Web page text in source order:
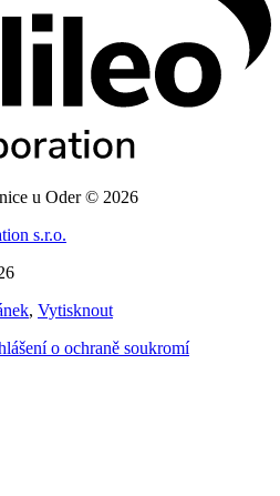
u Oder © 2026
s.r.o.
, Vytisknout
o ochraně soukromí